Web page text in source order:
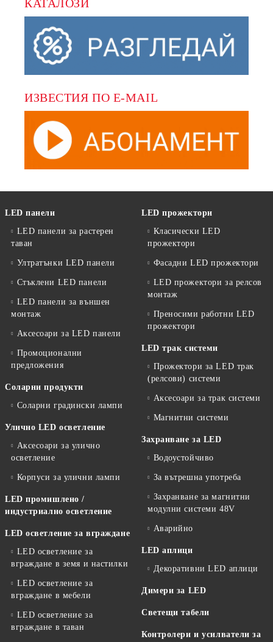
КАТАЛОЗИ
ИЗВЕСТИЯ ПО E-MAIL
LED панели
LED панели за растерен
таван
Ултратънки LED панели
Стъклени LED панели
LED панели за външен
монтаж
Аксесоари за LED панели
Промоционални
предложения
Соларни продукти
Соларни градински лампи
Улично LED осветление
Аксесоари за улично
осветление
Корпуси за улични лампи
LED промишлено /
индустриално осветление
LED осветление за вграждане
LED осветление за
вграждане в земя и настилки
LED осветление за
вграждане в мебели
LED осветление за
вграждане в таван
LED прожектори
Класически LED
прожектори
Фасадни LED прожектори
LED прожектори за релсов
монтаж
Преносими работни LED
прожектори
LED трак системи
Прожектори за LED трак
(релсови) системи
Аксесоари за трак системи
Магнитни системи
Захранване за LED
Водоустойчиво
За вътрешна употреба
Захранване за магнитни
модулни системи 48V
Аварийно
LED аплици
Декоративни LED аплици
Димери за LED
Светещи табели
Контролери и усилватели за